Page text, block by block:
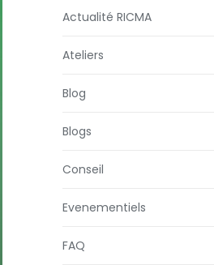
Actualité RICMA
Ateliers
Blog
Blogs
Conseil
Evenementiels
FAQ